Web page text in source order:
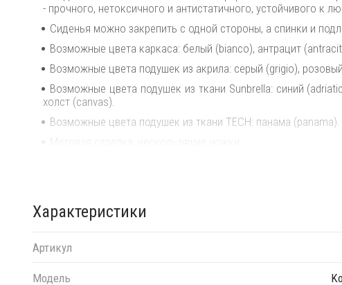
- прочного, нетоксичного и антистатичного, устойчивого
Сиденья можно закрепить с одной стороны, а спинки и
Возможные цвета каркаса: белый (bianco), антрацит
Возможные цвета подушек из акрила: серый (grigio),
Возможные цвета подушек из ткани Sunbrella: синий
холст (canvas).
Возможные цвета подушек из ткани TECH: панама (panama).
Матовая отделка, нескользящие ножки.
Открыть инструкцию по сборке
индивидуальные решения для Вашего интерьера.
Характеристики
Артикул
Модель